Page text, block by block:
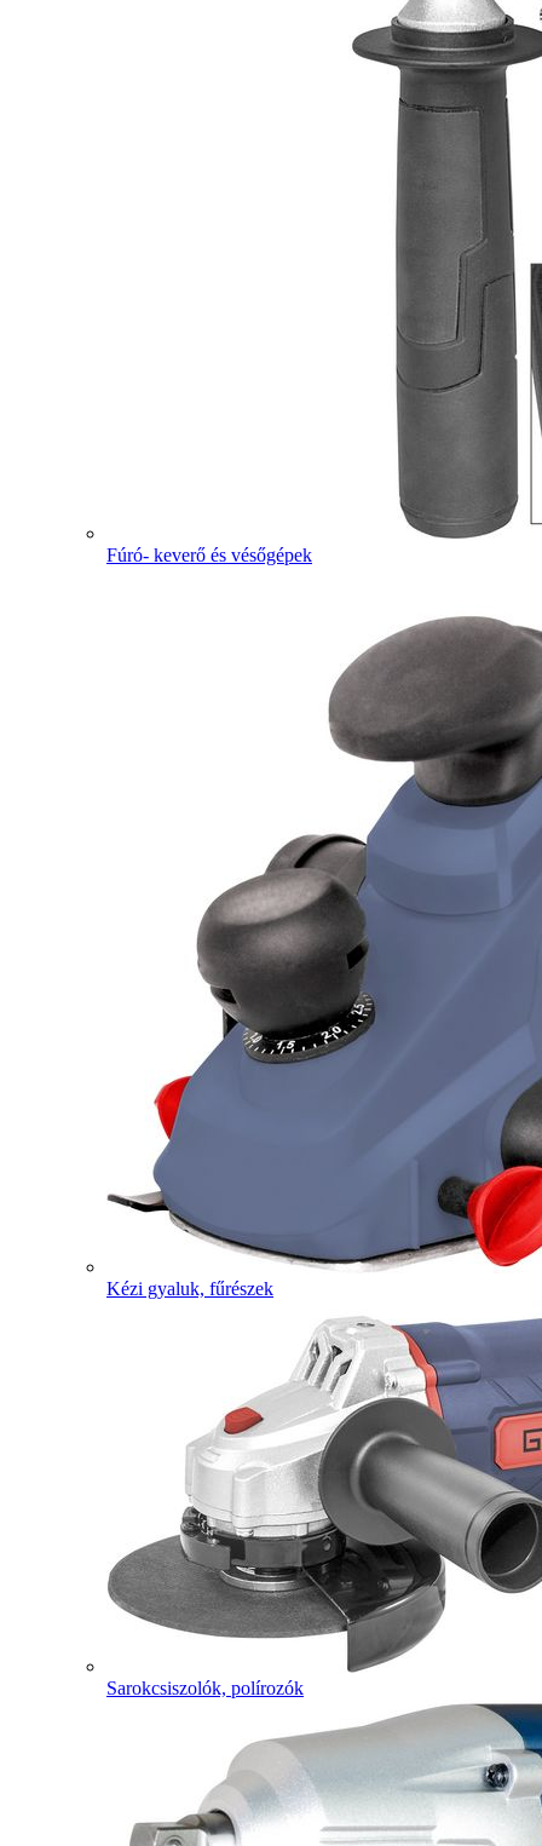
Fúró- keverő és vésőgépek
Kézi gyaluk, fűrészek
Sarokcsiszolók, polírozók